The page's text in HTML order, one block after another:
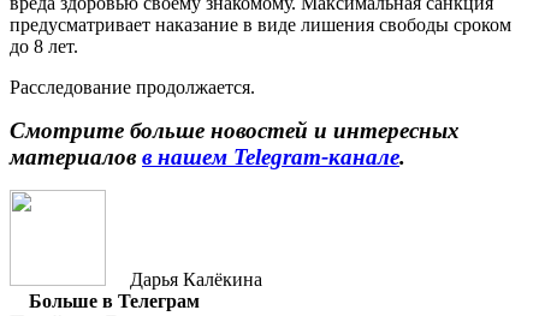
предусматривает наказание в виде лишения свободы сроком
до 8 лет.
Расследование продолжается.
Смотрите больше новостей и интересных
материалов в нашем Telegram-канале.
Дарья Калёкина
Больше в Телеграм